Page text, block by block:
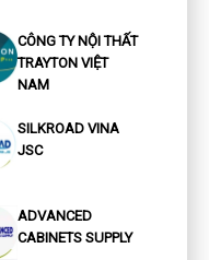
CÔNG TY NỘI THẤT
TRAYTON VIỆT
NAM
SILKROAD VINA
JSC
ADVANCED
CABINETS SUPPLY